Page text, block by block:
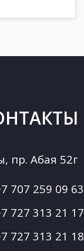
пр. Абая 52г
707 259 09 63
727 313 21 17
727 313 21 18